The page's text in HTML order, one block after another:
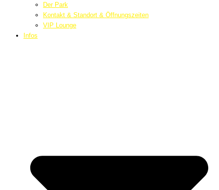
Der Park
Kontakt & Standort & Öffnungszeiten
VIP Lounge
Infos